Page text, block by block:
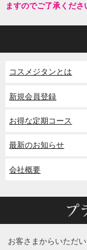
ますのでご了承くださ
コスメジタンとは
新規会員登録
お得な定期コース
最新のお知らせ
会社概要
お客さまからいただ